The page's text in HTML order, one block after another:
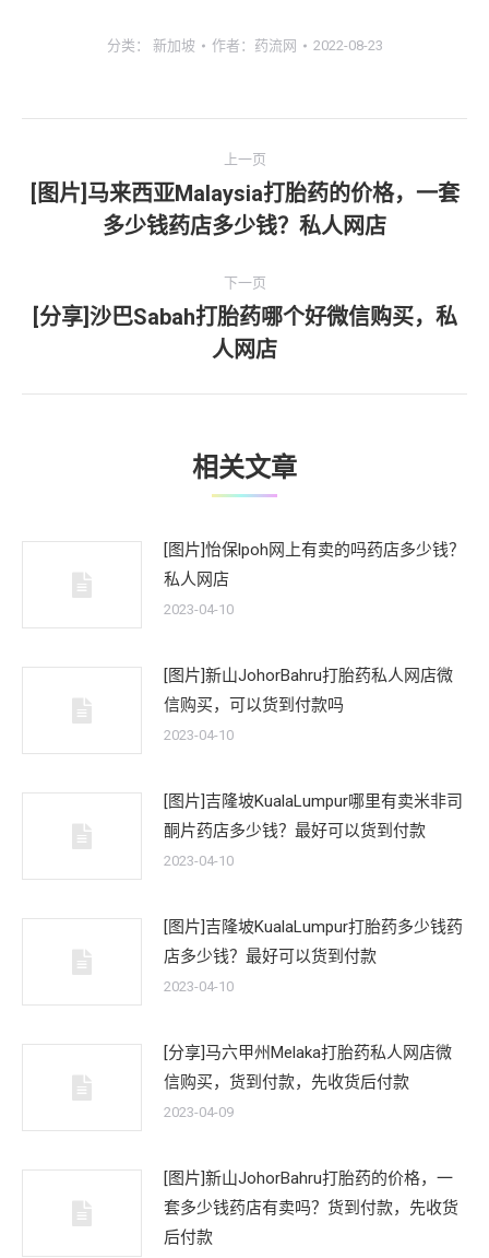
分类： 新加坡 作者： 药流网 2022-08-23
章
上一页
一
[图片]马来西亚Malaysia打胎药的价格，一套
多少钱药店多少钱？私人网店
下一页
下
一
文
[分享]沙巴Sabah打胎药哪个好微信购买，私
人网店
相关文章
[图片]怡保lpoh网上有卖的吗药店多少钱？
私人网店
2023-04-10
[图片]新山JohorBahru打胎药私人网店微
信购买，可以货到付款吗
2023-04-10
[图片]吉隆坡KualaLumpur哪里有卖米非司
酮片药店多少钱？最好可以货到付款
2023-04-10
[图片]吉隆坡KualaLumpur打胎药多少钱药
店多少钱？最好可以货到付款
2023-04-10
[分享]马六甲州Melaka打胎药私人网店微
信购买，货到付款，先收货后付款
2023-04-09
[图片]新山JohorBahru打胎药的价格，一
套多少钱药店有卖吗？货到付款，先收货
后付款